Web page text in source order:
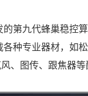
第九代蜂巢稳控
种专业器材，如
、图传、跟焦器等